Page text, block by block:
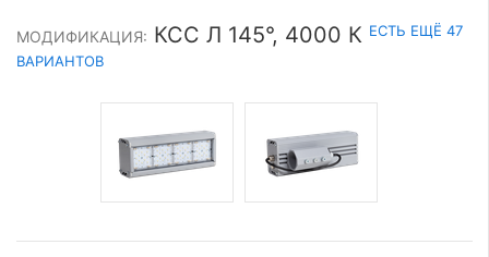
МОДИФИКАЦИЯ: КСС Л 145°, 4000 К ЕСТЬ ЕЩЁ 47
ВАРИАНТОВ